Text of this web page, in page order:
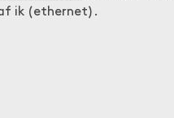
ik (ethernet).